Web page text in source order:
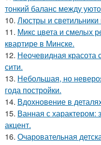
тонкий баланс между
10. Люстры и
11. Микс цвета и смелых
квартире в Минске.
12. Неочевидная
сити.
13. Небольшая, но
года постройки.
14. Вдохновение в
15. Ванная с характером:
акцент.
16. Очаровательная